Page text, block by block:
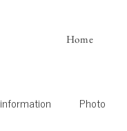
Home
information Photo